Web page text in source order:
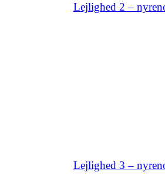
Lejlighed 2 –
Lejlighed 3 –